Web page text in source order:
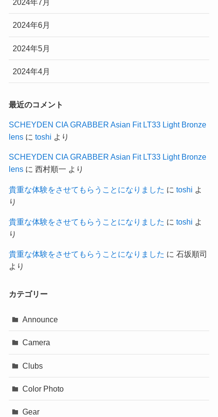
2024年7月
2024年6月
2024年5月
2024年4月
最近のコメント
SCHEYDEN CIA GRABBER Asian Fit LT33 Light Bronze
lensに toshi より
SCHEYDEN CIA GRABBER Asian Fit LT33 Light Bronze
lensに 西村順一 より
貴重な体験をさせてもらうことになりました に toshi よ
り
貴重な体験をさせてもらうことになりました に toshi よ
り
貴重な体験をさせてもらうことになりました に 石坂順司
より
カテゴリー
Announce
Camera
Clubs
Color Photo
Gear